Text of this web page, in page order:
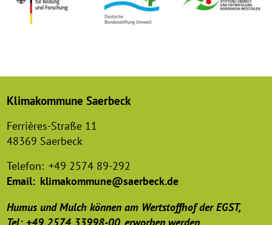
Klimakommune Saerbeck
Ferrières-Straße 11
48369 Saerbeck
Telefon: +49 2574 89-292
Email: klimakommune@saerbeck.de
Humus und Mulch können am Wertstoffhof der EGST,
Tel: +49 2574 33998-00, erworben werden.